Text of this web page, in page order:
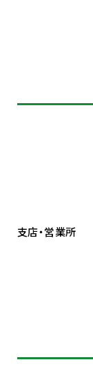
支店・営業所